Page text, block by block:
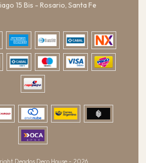
15 Bis - Rosario, Santa Fe
Deados Deco House - 2026